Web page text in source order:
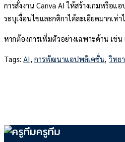
การสั่งงาน Canva AI ให้สร้างเกมหรือ
ระบุเงื่อนไขและกติกาได้ละเอียดมากเท่
หากต้องการเพิ่มตัวอย่างเฉพาะด้าน เช่
Tags: AI, การพัฒนาแอปพลิเคชั่น, วิทย
ครูทีม